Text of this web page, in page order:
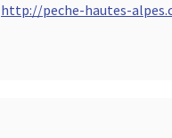
http://peche-hautes-